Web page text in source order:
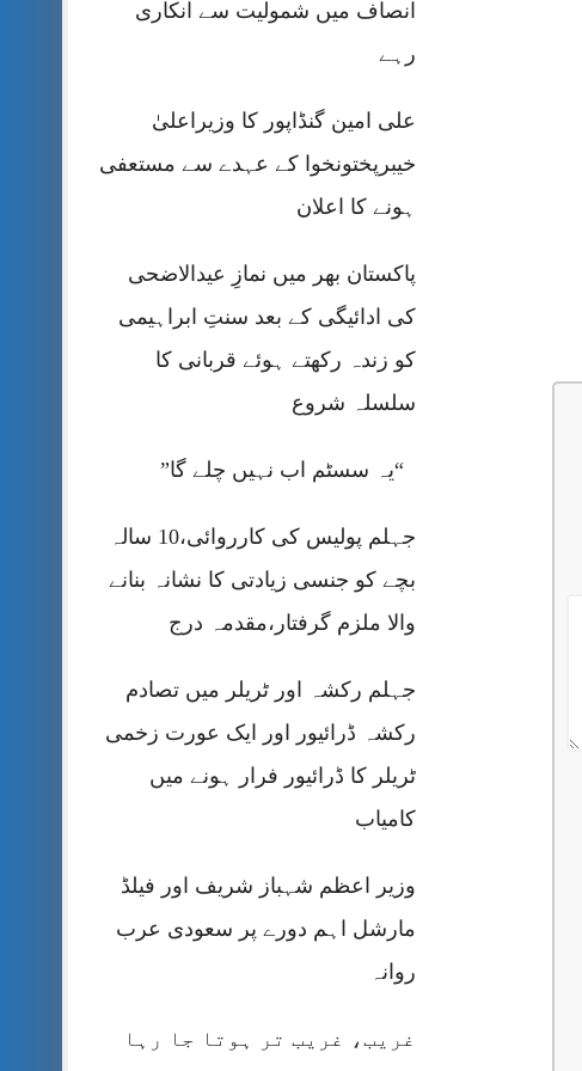
انصاف میں شمولیت سے انکاری
رہے
علی امین گنڈاپور کا وزیراعلیٰ
خیبرپختونخوا کے عہدے سے مستعفی
ہونے کا اعلان
پاکستان بھر میں نمازِ عیدالاضحی
کی ادائیگی کے بعد سنتِ ابراہیمی
کو زندہ رکھتے ہوئے قربانی کا
سلسلہ شروع
“یہ سسٹم اب نہیں چلے گا”
جہلم پولیس کی کارروائی،10 سالہ
بچے کو جنسی زیادتی کا نشانہ بنانے
والا ملزم گرفتار،مقدمہ درج
جہلم رکشہ اور ٹریلر میں تصادم
رکشہ ڈرائیور اور ایک عورت زخمی
ٹریلر کا ڈرائیور فرار ہونے میں
کامیاب
وزیر اعظم شہباز شریف اور فیلڈ
مارشل اہم دورے پر سعودی عرب
روانہ
غریب، غریب تر ہوتا جا رہا